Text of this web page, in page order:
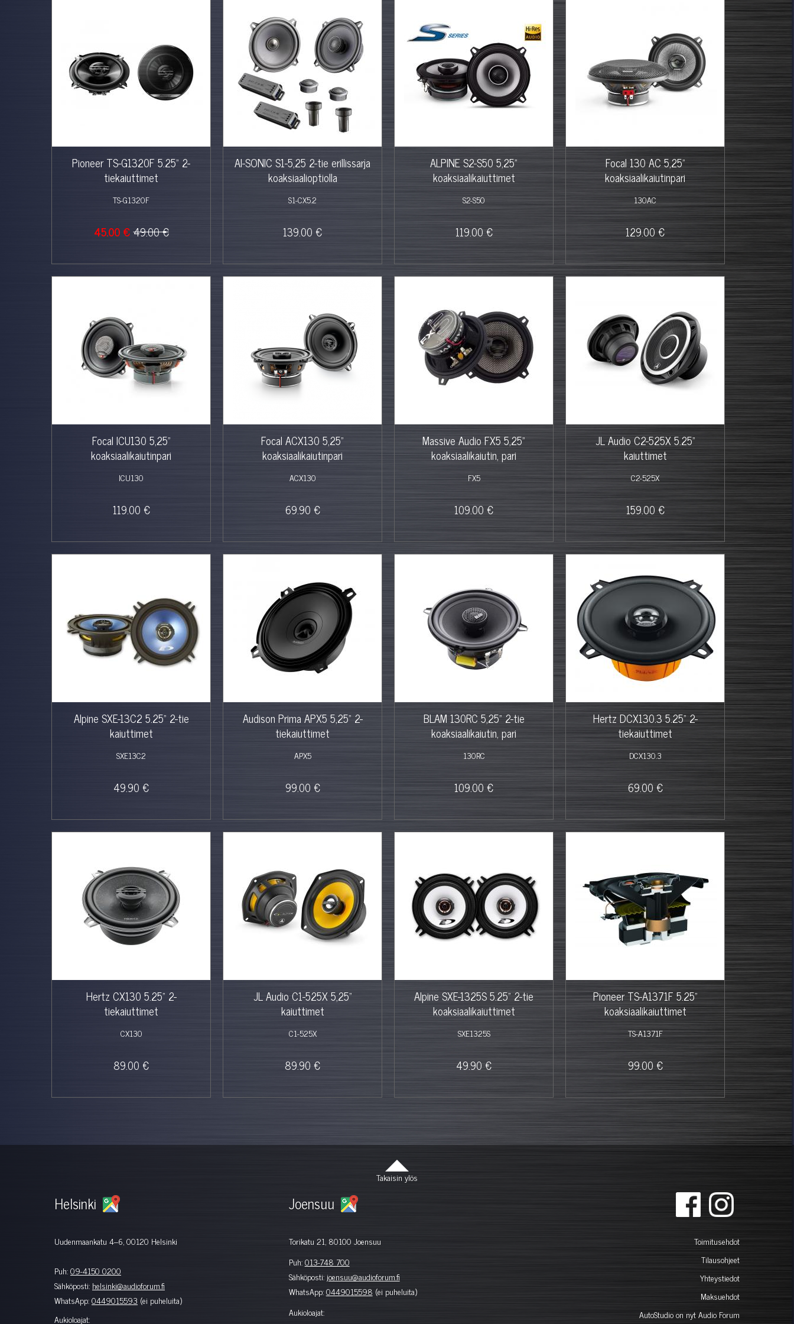
Pioneer TS-G1320F 5.25" 2-
tiekaiuttimet
TS-G1320F
45.00 €49.00 €
AI-SONIC S1-5,25 2-tie erillissarja
koaksiaalioptiolla
S1-CX5.2
139.00 €
ALPINE S2-S50 5,25"
koaksiaalikaiuttimet
S2-S50
119.00 €
Focal 130 AC 5,25"
koaksiaalikaiutinpari
130AC
129.00 €
Focal ICU130 5,25"
koaksiaalikaiutinpari
ICU130
119.00 €
Focal ACX130 5,25"
koaksiaalikaiutinpari
ACX130
69.90 €
Massive Audio FX5 5,25"
koaksiaalikaiutin, pari
FX5
109.00 €
JL Audio C2-525X 5.25"
kaiuttimet
C2-525X
159.00 €
Alpine SXE-13C2 5.25" 2-tie
kaiuttimet
SXE13C2
49.90 €
Audison Prima APX5 5,25" 2-
tiekaiuttimet
APX5
99.00 €
BLAM 130RC 5,25" 2-tie
koaksiaalikaiutin, pari
130RC
109.00 €
Hertz DCX130.3 5.25" 2-
tiekaiuttimet
DCX130.3
69.00 €
Hertz CX130 5.25" 2-
tiekaiuttimet
CX130
89.00 €
JL Audio C1-525X 5,25"
kaiuttimet
C1-525X
89.90 €
Alpine SXE-1325S 5.25" 2-tie
koaksiaalikaiuttimet
SXE1325S
49.90 €
Pioneer TS-A1371F 5.25"
koaksiaalikaiuttimet
TS-A1371F
99.00 €
Takaisin ylös
Helsinki
Uudenmaankatu 4–6, 00120 Helsinki
Puh:09-4150 0200
Sähköposti: helsinki@audioforum.fi
WhatsApp:0449015593 (ei puheluita)
Aukioloajat:
Joensuu
Torikatu 21, 80100 Joensuu
Puh:013-748 700
Sähköposti: joensuu@audioforum.fi
WhatsApp:0449015598 (ei puheluita)
Aukioloajat:
Toimitusehdot
Tilausohjeet
Yhteystiedot
Maksuehdot
AutoStudio on nyt Audio Forum